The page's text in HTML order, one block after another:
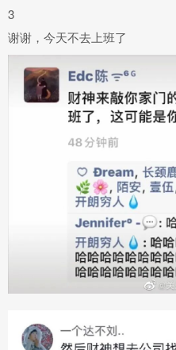
3
谢谢，今天不去上班了